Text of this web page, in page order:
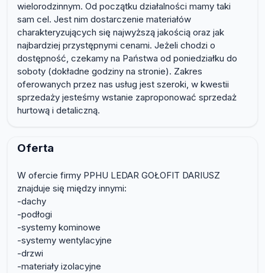
wielorodzinnym. Od początku działalności mamy taki
sam cel. Jest nim dostarczenie materiałów
charakteryzujących się najwyższą jakością oraz jak
najbardziej przystępnymi cenami. Jeżeli chodzi o
dostępność, czekamy na Państwa od poniedziałku do
soboty (dokładne godziny na stronie). Zakres
oferowanych przez nas usług jest szeroki, w kwestii
sprzedaży jesteśmy wstanie zaproponować sprzedaż
hurtową i detaliczną.
Oferta
W ofercie firmy PPHU LEDAR GOŁOFIT DARIUSZ
znajduje się między innymi:
-dachy
-podłogi
-systemy kominowe
-systemy wentylacyjne
-drzwi
-materiały izolacyjne